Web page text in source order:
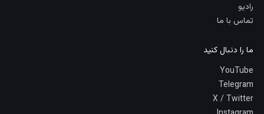
رادیو
تماس با ما
ما را دنبال کنید
YouTube
Telegram
X / Twitter